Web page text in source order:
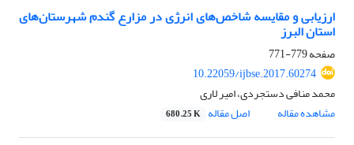
ارزیابی و مقایسه شاخص‌های انرژی در مزارع گندم شهرستان‌های
استان البرز
صفحه779-771
10.22059/ijbse.2017.60274
محمد منافی دستجردی، امیر لاری
مشاهده مقاله
اصل مقاله 680.25 K